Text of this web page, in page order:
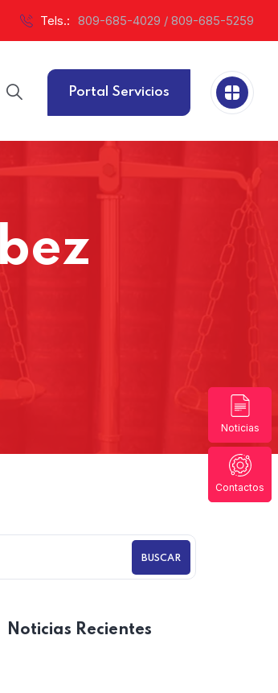
Noticias
Contactos
Tels.: 809-685-4029 / 809-685-5259
Portal Servicios
BUSCAR
Noticias Recientes